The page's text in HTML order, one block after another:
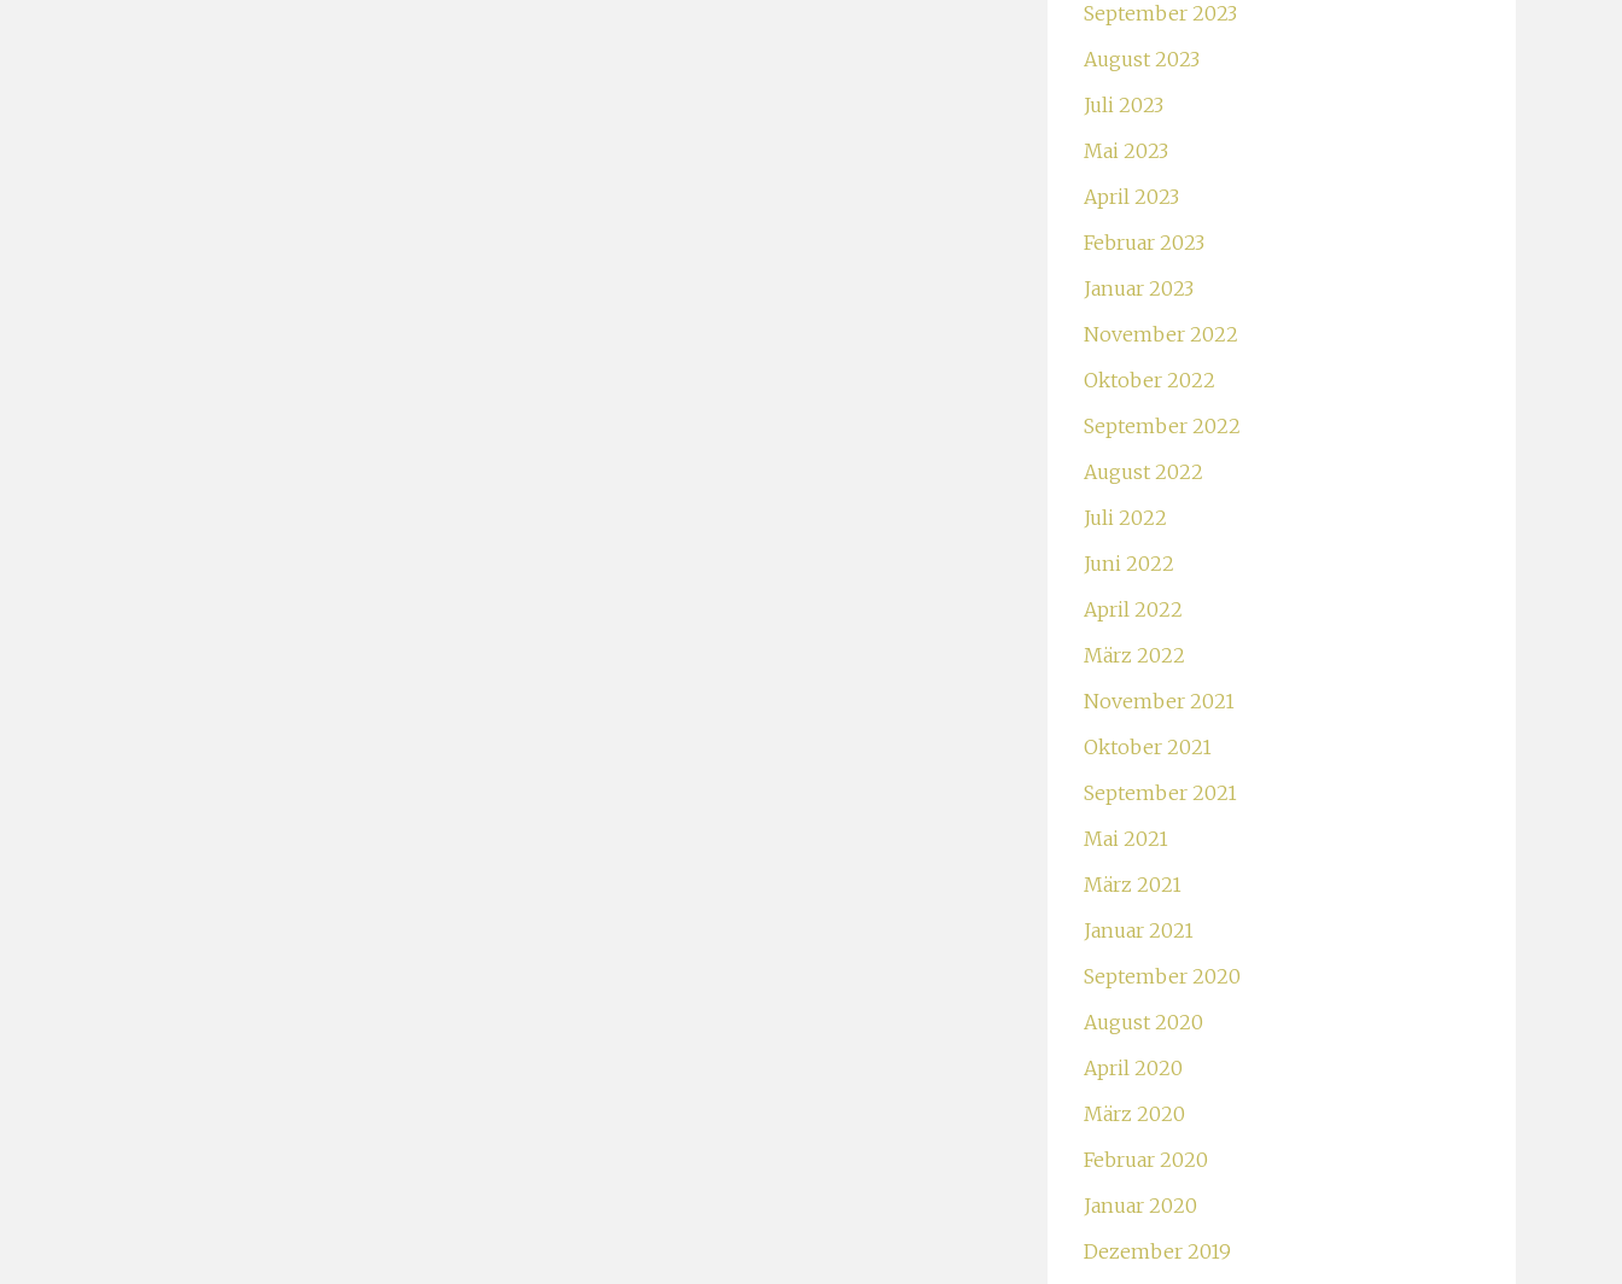
September 2023
August 2023
Juli 2023
Mai 2023
April 2023
Februar 2023
Januar 2023
November 2022
Oktober 2022
September 2022
August 2022
Juli 2022
Juni 2022
April 2022
März 2022
November 2021
Oktober 2021
September 2021
Mai 2021
März 2021
Januar 2021
September 2020
August 2020
April 2020
März 2020
Februar 2020
Januar 2020
Dezember 2019